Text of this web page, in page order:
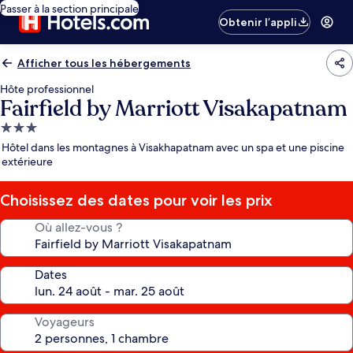
Passer à la section principale
Obtenir l’appli
Afficher tous les hébergements
Hôte professionnel
Fairfield by Marriott Visakapatnam
Hébergement
3.0 étoiles
Hôtel dans les montagnes à Visakhapatnam avec un spa et une piscine
extérieure
Choisissez des dates pour voir les prix
Où allez-vous ?
Dates
Voyageurs